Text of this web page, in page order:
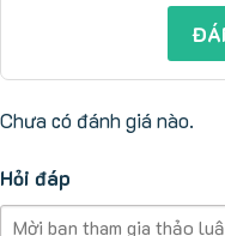
Chưa có đánh giá nào.
Hỏi đáp